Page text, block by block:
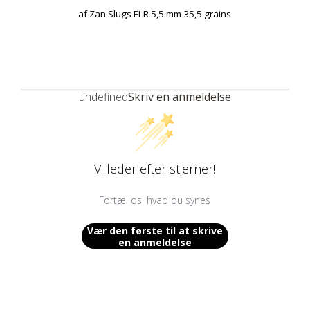
afZan Slugs ELR 5,5 mm 35,5 grains
undefinedSkriv en anmeldelse
Vi leder efter stjerner!
Fortæl os, hvad du synes
Vær den første til at skrive
en anmeldelse